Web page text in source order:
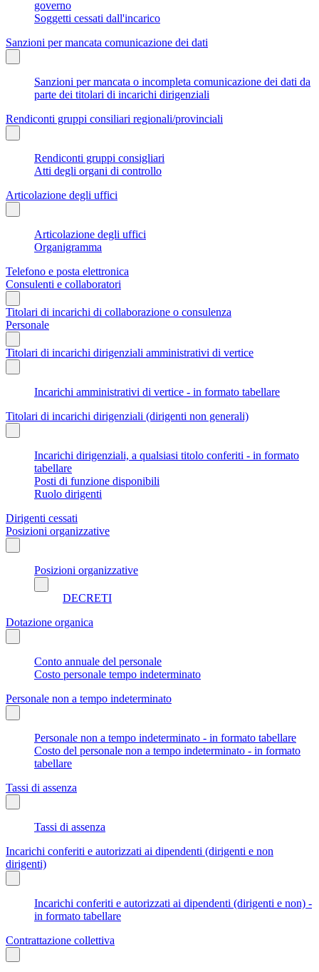
governo
Soggetti cessati dall'incarico
Sanzioni per mancata comunicazione dei dati
Sanzioni per mancata o incompleta comunicazione dei dati da
parte dei titolari di incarichi dirigenziali
Rendiconti gruppi consiliari regionali/provinciali
Rendiconti gruppi consigliari
Atti degli organi di controllo
Articolazione degli uffici
Articolazione degli uffici
Organigramma
Telefono e posta elettronica
Consulenti e collaboratori
Titolari di incarichi di collaborazione o consulenza
Personale
Titolari di incarichi dirigenziali amministrativi di vertice
Incarichi amministrativi di vertice - in formato tabellare
Titolari di incarichi dirigenziali (dirigenti non generali)
Incarichi dirigenziali, a qualsiasi titolo conferiti - in formato
tabellare
Posti di funzione disponibili
Ruolo dirigenti
Dirigenti cessati
Posizioni organizzative
Posizioni organizzative
DECRETI
Dotazione organica
Conto annuale del personale
Costo personale tempo indeterminato
Personale non a tempo indeterminato
Personale non a tempo indeterminato - in formato tabellare
Costo del personale non a tempo indeterminato - in formato
tabellare
Tassi di assenza
Tassi di assenza
Incarichi conferiti e autorizzati ai dipendenti (dirigenti e non
dirigenti)
Incarichi conferiti e autorizzati ai dipendenti (dirigenti e non) -
in formato tabellare
Contrattazione collettiva